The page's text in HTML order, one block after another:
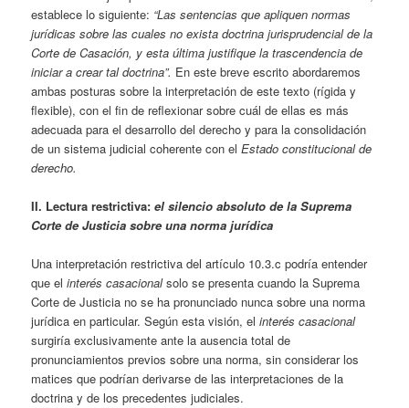
establece lo siguiente: “Las sentencias que apliquen normas
jurídicas sobre las cuales no exista doctrina jurisprudencial de la
Corte de Casación, y esta última justifique la trascendencia de
iniciar a crear tal doctrina”. En este breve escrito abordaremos
ambas posturas sobre la interpretación de este texto (rígida y
flexible), con el fin de reflexionar sobre cuál de ellas es más
adecuada para el desarrollo del derecho y para la consolidación
de un sistema judicial coherente con elEstado constitucional de
derecho.
II. Lectura restrictiva:el silencio absoluto de la Suprema
Corte de Justicia sobre una norma jurídica
Una interpretación restrictiva del artículo 10.3.c podría entender
que elinterés casacionalsolo se presenta cuando la Suprema
Corte de Justicia no se ha pronunciado nunca sobre una norma
jurídica en particular. Según esta visión, elinterés casacional
surgiría exclusivamente ante la ausencia total de
pronunciamientos previos sobre una norma, sin considerar los
matices que podrían derivarse de las interpretaciones de la
doctrina y de los precedentes judiciales.